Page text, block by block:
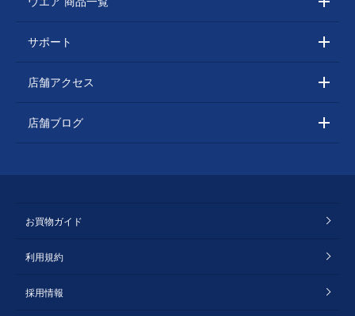
サポート
店舗アクセス
店舗ブログ
お買物ガイド
利用規約
採用情報